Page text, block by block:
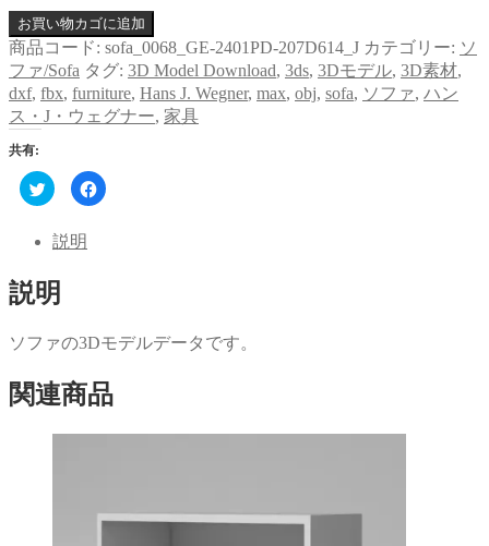
お買い物カゴに追加
商品コード: sofa_0068_GE-2401PD-207D614_J カテゴリー: ソ
ファ/Sofa タグ: 3D Model Download, 3ds, 3Dモデル, 3D素材,
dxf, fbx, furniture, Hans J. Wegner, max, obj, sofa, ソファ, ハン
ス・J・ウェグナー, 家具
共有:
ク
リ
し
て
で
共
有
い
ウ
ン
ド
ウ
開
Facebook
で
し
て
だ
さ
い
し
ウ
で
説明
説明
ソファの3Dモデルデータです。
関連商品